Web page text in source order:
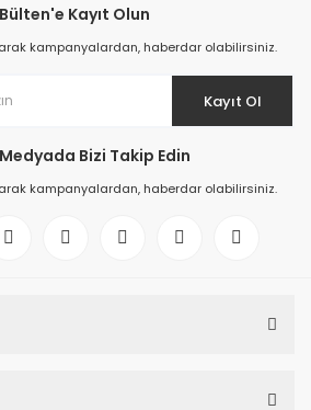
Kayıt Olun
kampanyalardan, haberdar olabilirsiniz.
Kayıt Ol
Bizi Takip Edin
kampanyalardan, haberdar olabilirsiniz.